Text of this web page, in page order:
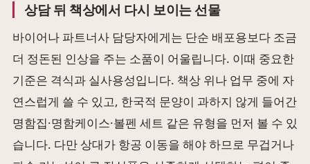
상담 뒤 책상에서 다시 보이는 선물
바이어나 파트너사 담당자에게는 단순 배포용보다 조금
더 정돈된 인상을 주는 소품이 어울립니다. 이때 중요한
기준은 격식과 실사용성입니다. 책상 위나 업무 중에 자
연스럽게 쓸 수 있고, 한국적 문양이 과하지 않게 들어간
명함집·명함케이스·볼펜 세트 같은 유형을 먼저 볼 수 있
습니다. 다만 상대가 항공 이동을 해야 하므로 무겁거나